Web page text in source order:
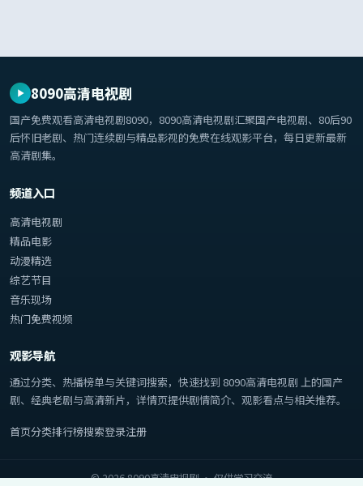
8090高清电视剧
国产免费观看高清电视剧8090， 8090高清电视剧汇聚国产电视剧、80后90
后怀旧老剧、热门连续剧与精品影视的免费在线观影平台，每日更新最新
高清剧集。
频道入口
高清电视剧
精品电影
动漫精选
综艺节目
音乐现场
热门免费视频
观影导航
通过分类、热播榜单与关键词搜索，快速找到 8090高清电视剧 上的国产
剧、经典老剧与高清新片，详情页提供剧情简介、观影看点与相关推荐。
首页分类排行榜搜索登录注册
©20268090高清电视剧· 仅供学习交流